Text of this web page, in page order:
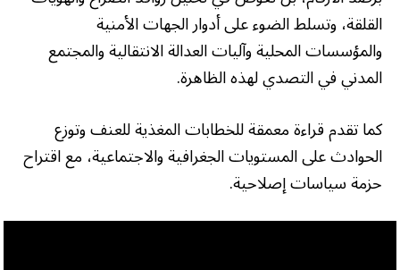
القلقة، وتسلط الضوء على أدوار الجهات الأمنية
والمؤسسات المحلية وآليات العدالة الانتقالية والمجتمع
المدني في التصدي لهذه الظاهرة.
كما تقدم قراءة معمقة للخطابات المغذية للعنف وتوزع
الحوادث على المستويات الجغرافية والاجتماعية، مع اقتراح
حزمة سياسات إصلاحية.